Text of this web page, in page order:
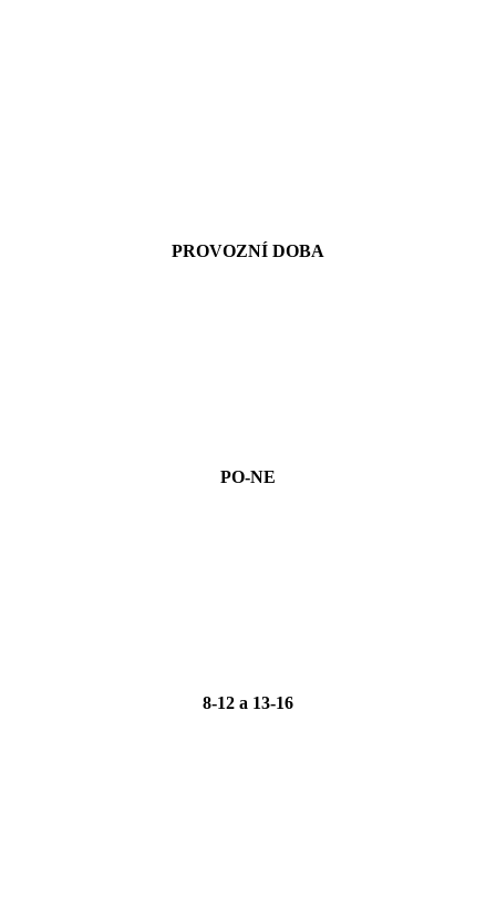
PROVOZNÍ DOBA
PO-NE
8-12 a 13-16